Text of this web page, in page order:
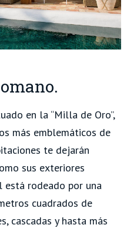
en la “Milla de Oro”,
más emblemáticos de
te dejarán
sus exteriores
está rodeado por una
cuadrados de
cascadas y hasta más